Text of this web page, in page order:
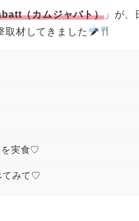
（カムジャバト）」が、
取材してきました
を実食♡
てみて♡